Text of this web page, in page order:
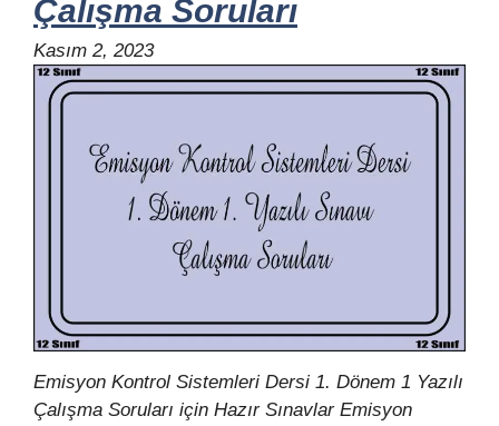
Çalışma Soruları
Kasım 2, 2023
Emisyon Kontrol Sistemleri Dersi 1. Dönem 1 Yazılı
Çalışma Soruları için Hazır Sınavlar Emisyon